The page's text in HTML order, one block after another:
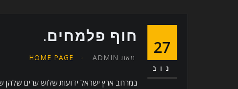
27
נוב
חוף פלמחים.
מאת ADMIN
HOME PAGE
במרחב ארץ ישראל ידועות שלוש ערים